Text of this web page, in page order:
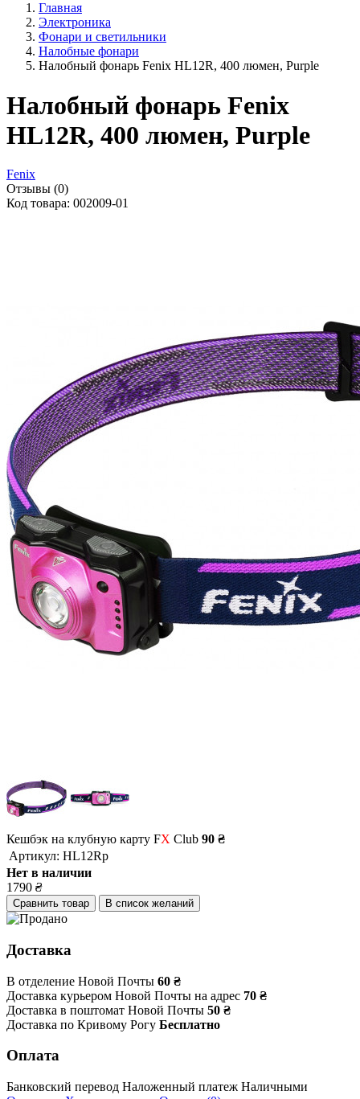
Главная
Электроника
Фонари и светильники
Налобные фонари
Налобный фонарь Fenix HL12R, 400 люмен, Purple
Налобный фонарь Fenix
HL12R, 400 люмен, Purple
Fenix
Отзывы (0)
Код товара: 002009-01
Кешбэк на клубную карту FX Club 90 ₴
Артикул: HL12Rp
Нет в наличии
1790 ₴
Сравнить товар В список желаний
Доставка
В отделение Новой Почты 60 ₴
Доставка курьером Новой Почты на адрес 70 ₴
Доставка в поштомат Новой Почты 50 ₴
Доставка по Кривому Рогу Бесплатно
Оплата
Банковский перевод Наложенный платеж Наличными